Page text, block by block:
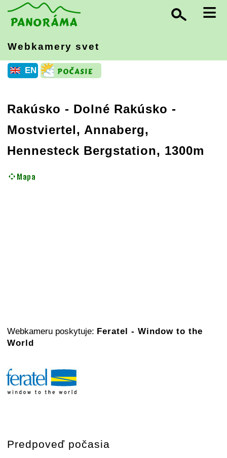
≡
Webkamery svet
EN
Rakúsko - Dolné Rakúsko -
Mostviertel, Annaberg,
Hennesteck Bergstation, 1300m
Webkameru poskytuje: Feratel - Window to the
World
Predpoveď počasia